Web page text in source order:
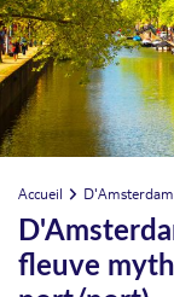
Accueil D'Amsterdam à
fleuve